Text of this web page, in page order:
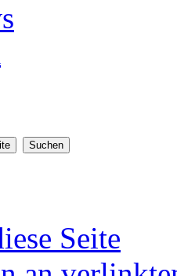
Seite